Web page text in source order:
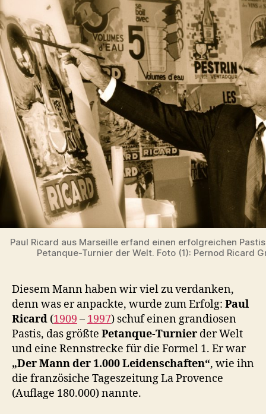
Paul Ricard aus Marseille erfand einen erfolgreichen
Petanque-Turnier der Welt. Foto (1): Pernod Ricard
Diesem Mann haben wir viel zu verdanken,
denn was er anpackte, wurde zum Erfolg: Paul
Ricard (1909 – 1997) schuf einen grandiosen
Pastis, das größte Petanque-Turnier der Welt
und eine Rennstrecke für die Formel 1. Er war
„Der Mann der 1.000 Leidenschaften“, wie ihn
die französiche Tageszeitung La Provence
(Auflage 180.000) nannte.